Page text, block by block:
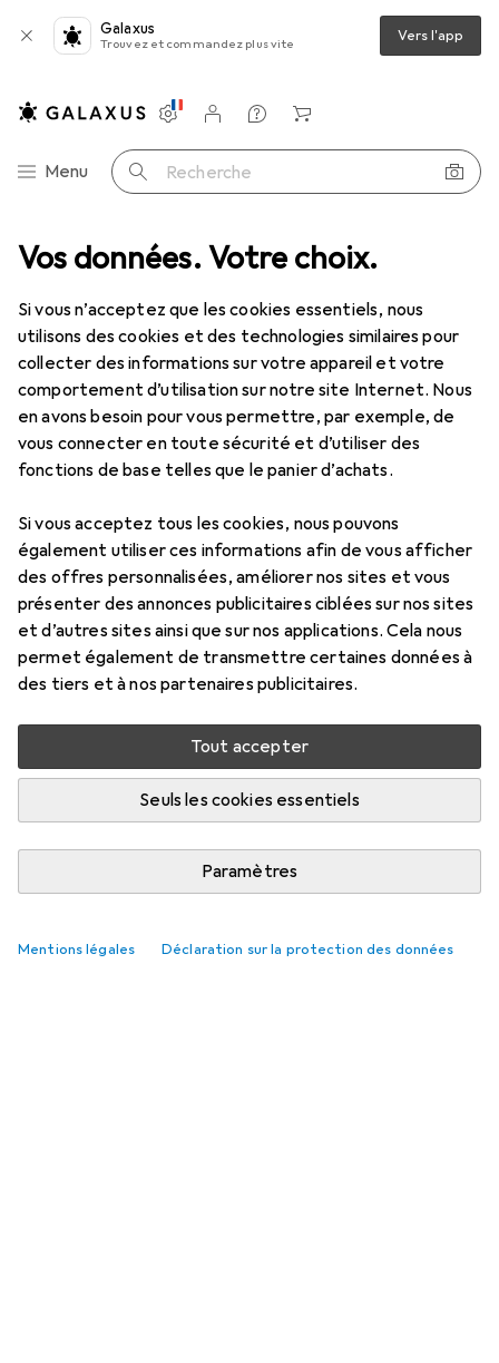
Vos données. Votre choix.
Si vous n’acceptez que les cookies essentiels, nous
utilisons des cookies et des technologies similaires pour
collecter des informations sur votre appareil et votre
comportement d’utilisation sur notre site Internet. Nous
en avons besoin pour vous permettre, par exemple, de
vous connecter en toute sécurité et d’utiliser des
fonctions de base telles que le panier d’achats.
Si vous acceptez tous les cookies, nous pouvons
également utiliser ces informations afin de vous afficher
des offres personnalisées, améliorer nos sites et vous
présenter des annonces publicitaires ciblées sur nos sites
et d’autres sites ainsi que sur nos applications. Cela nous
permet également de transmettre certaines données à
des tiers et à nos partenaires publicitaires.
Tout accepter
Seuls les cookies essentiels
Paramètres
Mentions légales Déclaration sur la protection des données
Galaxus
Trouvez et commandez plus vite Vers l'app
Navigation par catégorie
Menu Recherche
Paramètres
Compte client
Listes de comparaison
Listes d'envies
Panier
Beauté + santé Santé Optique Lunettes d'ordinateur
Lunettes d'ordinateur
ProduitsForum
Discussions dans Lunettes d'ordinateur
Pas encore de discussions
La Galaxus communauté attend votre